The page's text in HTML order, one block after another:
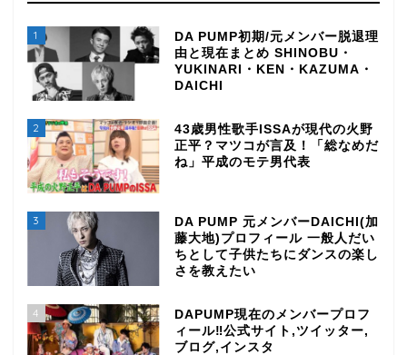
1
DA PUMP初期/元メンバー脱退理
由と現在まとめ SHINOBU・
YUKINARI・KEN・KAZUMA・
DAICHI
2
43歳男性歌手ISSAが現代の火野
正平？マツコが言及！「総なめだ
ね」平成のモテ男代表
3
DA PUMP 元メンバーDAICHI(加
藤大地)プロフィール 一般人だい
ちとして子供たちにダンスの楽し
さを教えたい
4
DAPUMP現在のメンバープロフ
ィール‼公式サイト,ツイッター,
ブログ,インスタ